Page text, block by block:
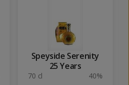
Speyside Serenity
25 Years
70 cl 40%